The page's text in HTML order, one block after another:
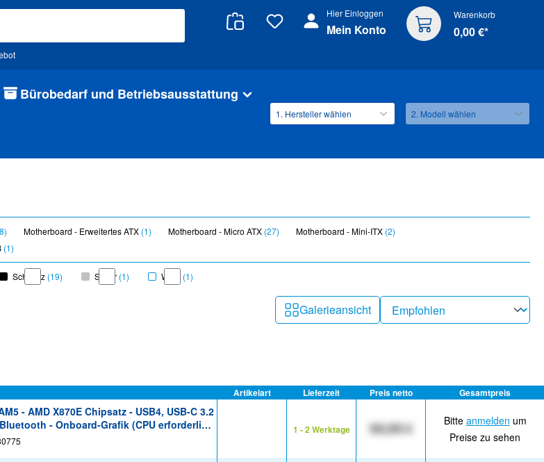
Hier Einloggen
Mein Konto
Warenkorb
0,00 €*
Bürobedarf und Betriebsausstattung
Galerieansicht
Motherboard - Erweitertes ATX (1) Motherboard - Micro ATX (27) Motherboard - Mini-ITX (2)
(1)
Schwarz (19) Silber (1) Weiß (1)
Artikelart Lieferzeit Preis netto Gesamtpreis
- AMD X870E Chipsatz - USB4, USB-C 3.2
- Onboard-Grafik (CPU erforderlic
1 - 2 Werktage XX,XX € Bitte anmelden um
Preise zu sehen